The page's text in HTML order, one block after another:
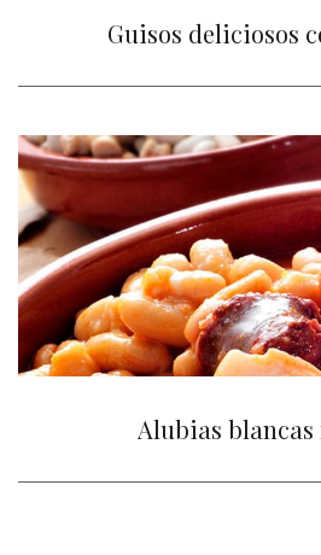
Guisos deliciosos
Alubias